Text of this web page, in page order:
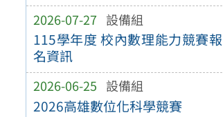
2026-07-27 設備組
115學年度 校內數理能力競賽報
名資訊
2026-06-25 設備組
2026高雄數位化科學競賽